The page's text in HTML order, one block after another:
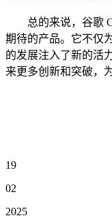
总的来说，谷歌
期待的产品。它不仅
的发展注入了新的活
来更多创新和突破，
19
02
2025